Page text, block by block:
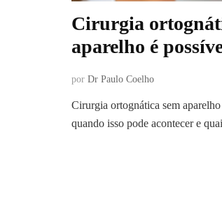
Cirurgia
aparelho é
por Dr Paulo Coelho
Cirurgia ortognática sem
quando isso pode acontecer e